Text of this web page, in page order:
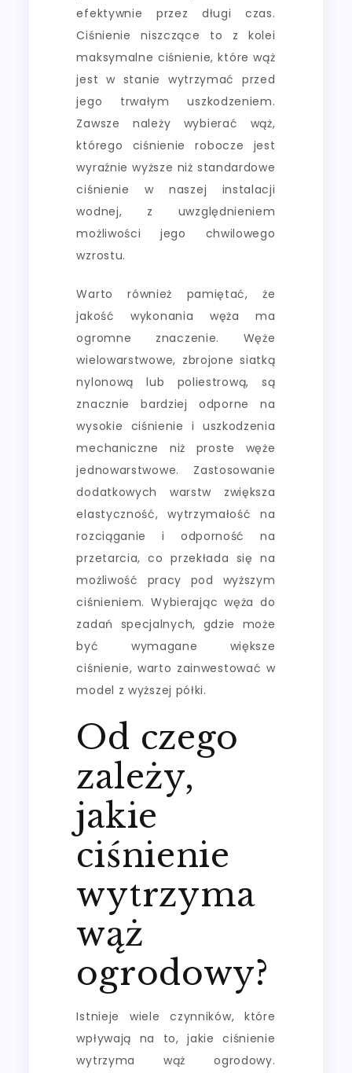
efektywnie przez długi czas.
Ciśnienie niszczące to z kolei
maksymalne ciśnienie, które wąż
jest w stanie wytrzymać przed
jego trwałym uszkodzeniem.
Zawsze należy wybierać wąż,
którego ciśnienie robocze jest
wyraźnie wyższe niż standardowe
ciśnienie w naszej instalacji
wodnej, z uwzględnieniem
możliwości jego chwilowego
wzrostu.
Warto również pamiętać, że
jakość wykonania węża ma
ogromne znaczenie. Węże
wielowarstwowe, zbrojone siatką
nylonową lub poliestrową, są
znacznie bardziej odporne na
wysokie ciśnienie i uszkodzenia
mechaniczne niż proste węże
jednowarstwowe. Zastosowanie
dodatkowych warstw zwiększa
elastyczność, wytrzymałość na
rozciąganie i odporność na
przetarcia, co przekłada się na
możliwość pracy pod wyższym
ciśnieniem. Wybierając węża do
zadań specjalnych, gdzie może
być wymagane większe
ciśnienie, warto zainwestować w
model z wyższej półki.
Od czego
zależy,
jakie
ciśnienie
wytrzyma
wąż
ogrodowy?
Istnieje wiele czynników, które
wpływają na to, jakie ciśnienie
wytrzyma wąż ogrodowy.